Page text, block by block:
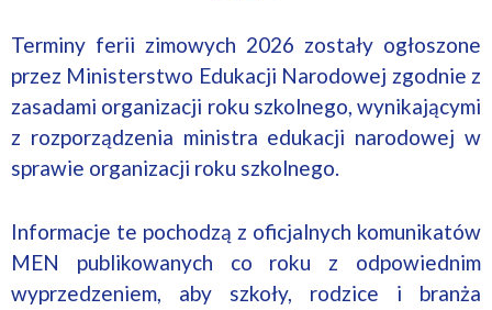
Terminy ferii zimowych 2026 zostały ogłoszone
przez Ministerstwo Edukacji Narodowej zgodnie z
zasadami organizacji roku szkolnego, wynikającymi
z rozporządzenia ministra edukacji narodowej w
sprawie organizacji roku szkolnego.
Informacje te pochodzą z oficjalnych komunikatów
MEN publikowanych co roku z odpowiednim
wyprzedzeniem, aby szkoły, rodzice i branża